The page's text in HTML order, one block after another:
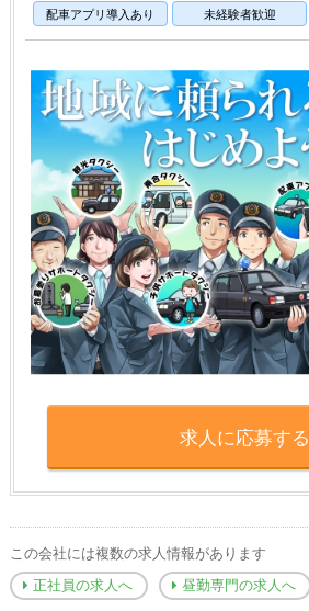
配車アプリ導入あり 未経験者歓迎
求人に応募する
この会社には複数の求人情報があります
正社員の求人へ 昼勤専門の求人へ